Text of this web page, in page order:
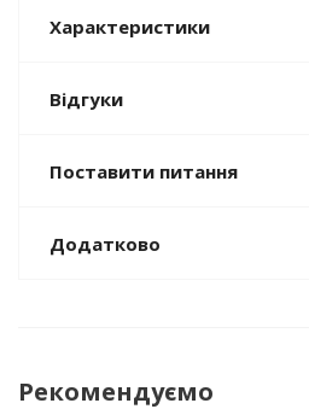
Характеристики
Відгуки
Поставити питання
Додатково
Рекомендуємо